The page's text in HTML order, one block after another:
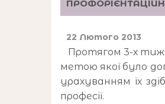
22 Лютого 2013
Протягом 3-х
метою якої було
урахуванням їх
професії.